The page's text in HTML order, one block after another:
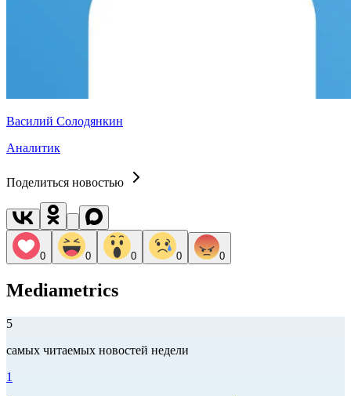
Василий Солодянкин
Аналитик
Поделиться новостью
0 0 0 0 0
Mediametrics
5
самых читаемых новостей недели
1